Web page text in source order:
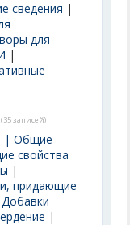
сведения |
для
|
(35 записей)
| Общие
свойства
|
придающие
Добавки
|